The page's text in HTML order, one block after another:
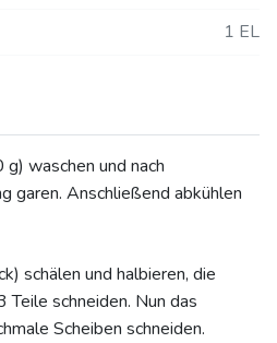
1 EL
waschen und nach
garen. Anschließend abkühlen
schälen und halbieren, die
Teile schneiden. Nun das
Scheiben schneiden.